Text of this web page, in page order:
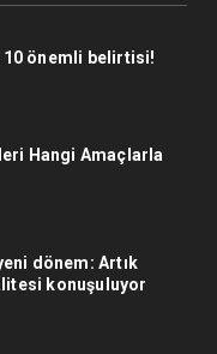
10 önemli belirtisi!
Hangi Amaçlarla
dönem: Artık
konuşuluyor